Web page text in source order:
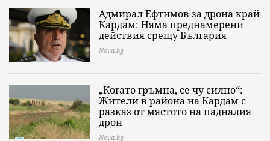
Адмирал Ефтимов за дрона край
Кардам: Няма преднамерени
действия срещу България
Nova.bg
„Когато гръмна, се чу силно“:
Жители в района на Кардам с
разказ от мястото на падналия
дрон
Nova.bg